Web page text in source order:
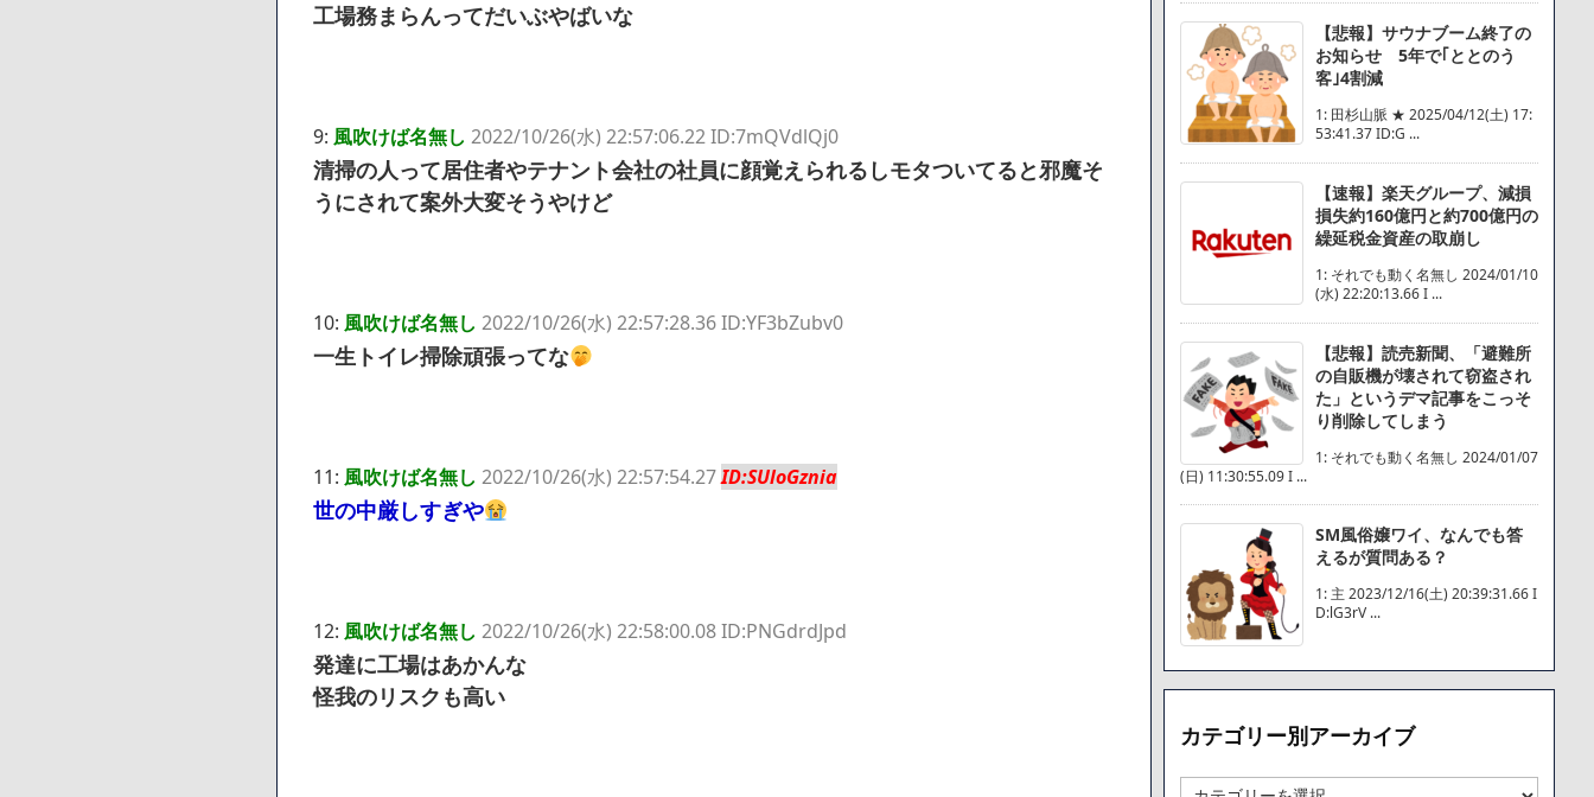
工場務まらんってだいぶやばいな
9: 風吹けば名無し 2022/10/26(水) 22:57:06.22 ID:7mQVdlQj0
清掃の人って居住者やテナント会社の社員に顔覚えられるしモタついてると邪魔そ
うにされて案外大変そうやけど
10: 風吹けば名無し 2022/10/26(水) 22:57:28.36 ID:YF3bZubv0
一生トイレ掃除頑張ってな
11: 風吹けば名無し 2022/10/26(水) 22:57:54.27ID:SUloGznia
世の中厳しすぎや
12: 風吹けば名無し 2022/10/26(水) 22:58:00.08 ID:PNGdrdJpd
発達に工場はあかんな
怪我のリスクも高い
【悲報】サウナブーム終了の
お知らせ 5年で｢ととのう
客｣4割減
1: 田杉山脈 ★ 2025/04/12(土) 17:
53:41.37 ID:G ...
【速報】楽天グループ、減損
損失約160億円と約700億円の
繰延税金資産の取崩し
1: それでも動く名無し 2024/01/10
(水) 22:20:13.66 I ...
【悲報】読売新聞、「避難所
の自販機が壊されて窃盗され
た」というデマ記事をこっそ
り削除してしまう
1: それでも動く名無し 2024/01/07
(日) 11:30:55.09 I ...
SM風俗嬢ワイ、なんでも答
えるが質問ある？
1: 主 2023/12/16(土) 20:39:31.66 I
D:lG3rV ...
カテゴリー別アーカイブ